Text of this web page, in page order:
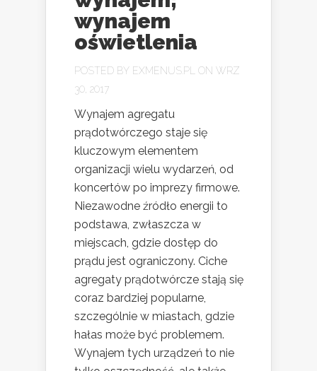
wynajem
oświetlenia
POSTED BY EXMENUS.PL
ON WRZ
30, 2017
Wynajem agregatu
prądotwórczego staje się
kluczowym elementem
organizacji wielu wydarzeń, od
koncertów po imprezy firmowe.
Niezawodne źródło energii to
podstawa, zwłaszcza w
miejscach, gdzie dostęp do
prądu jest ograniczony. Ciche
agregaty prądotwórcze stają się
coraz bardziej popularne,
szczególnie w miastach, gdzie
hałas może być problemem.
Wynajem tych urządzeń to nie